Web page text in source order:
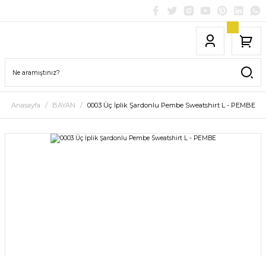
Anasayfa BAYAN 0003 Üç İplik Şardonlu Pembe Sweatshirt L - PEMBE